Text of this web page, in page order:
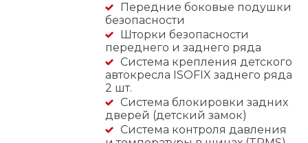
Передние боковые подушки
безопасности
Шторки безопасности
переднего и заднего ряда
Система крепления детского
автокресла ISOFIX заднего ряда
2 шт.
Система блокировки задних
дверей (детский замок)
Система контроля давления